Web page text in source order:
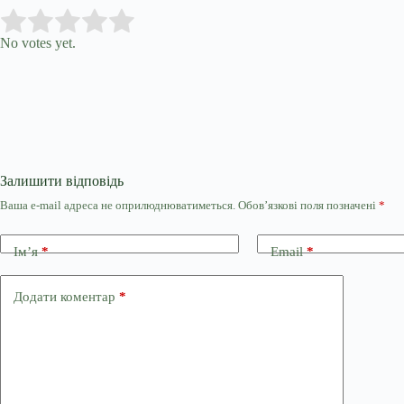
Rate this item:
No votes yet.
Залишити відповідь
Ваша e-mail адреса не оприлюднюватиметься. Обов’язкові поля позначені *
Ім’я* Email*
Додати коментар *